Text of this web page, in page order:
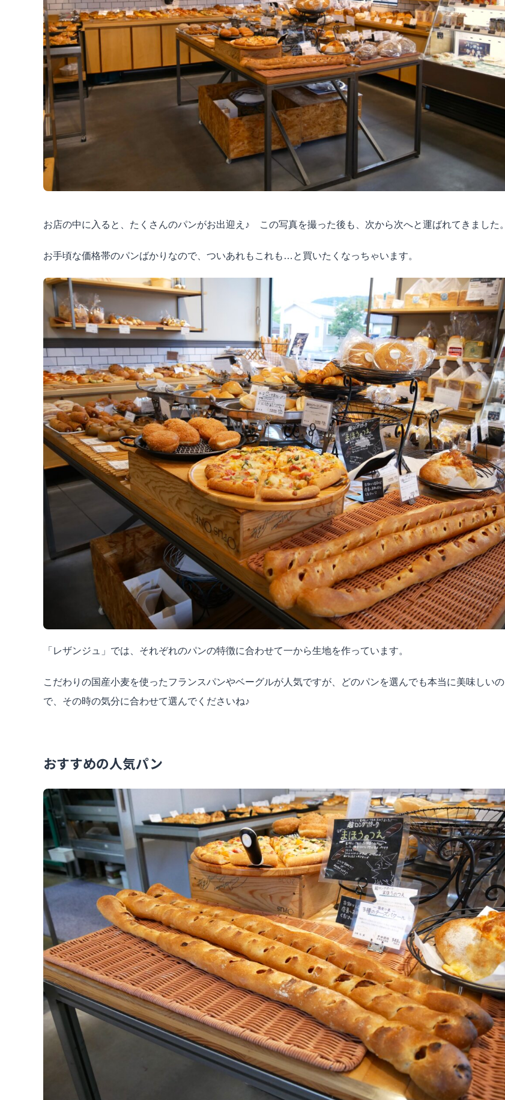
お店の中に入ると、たくさんのパンがお出迎え♪ この写真を撮った後も、次から次へと運ばれてきました。
お手頃な価格帯のパンばかりなので、ついあれもこれも…と買いたくなっちゃいます。
「レザンジュ」では、それぞれのパンの特徴に合わせて一から生地を作っています。
こだわりの国産小麦を使ったフランスパンやベーグルが人気ですが、どのパンを選んでも本当に美味しいの
で、その時の気分に合わせて選んでくださいね♪
おすすめの人気パン